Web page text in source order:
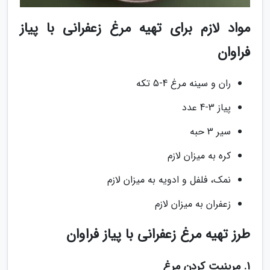
مواد لازم برای تهیه مرغ زعفرانی با پیاز
فراوان
ران و سینه مرغ 4-5 تکه
پیاز 3-4 عدد
سیر 3 حبه
کره به میزان لازم
نمک، فلفل و ادویه به میزان لازم
زعفران به میزان لازم
طرز تهیه مرغ زعفرانی با پیاز فراوان